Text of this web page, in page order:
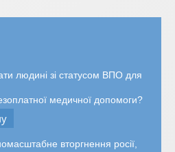
людині зі статусом ВПО для
медичної допомоги?
вторгнення росії,